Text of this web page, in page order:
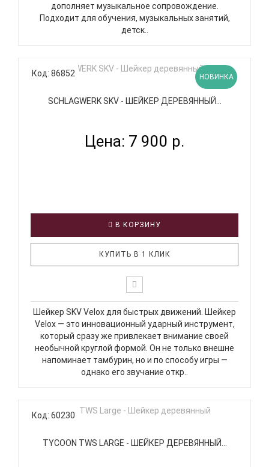
дополняет музыкальное сопровождение.
Подходит для обучения, музыкальных занятий,
детск..
Код: 86852 НОВИНКА
SCHLAGWERK SKV - ШЕЙКЕР ДЕРЕВЯННЫЙ...
Цена: 7 900 р.
В КОРЗИНУ
КУПИТЬ В 1 КЛИК
Шейкер SKV Velox для быстрых движений. Шейкер
Velox — это инновационный ударный инструмент,
который сразу же привлекает внимание своей
необычной круглой формой. Он не только внешне
напоминает тамбурин, но и по способу игры —
однако его звучание откр..
Код: 60230
TYCOON TWS LARGE - ШЕЙКЕР ДЕРЕВЯННЫЙ...